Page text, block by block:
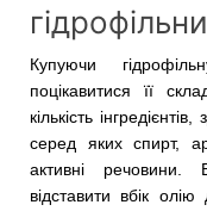
Купуючи
поцікавитися її
кількість
серед яких спирт,
активні речовини.
відставити вбік